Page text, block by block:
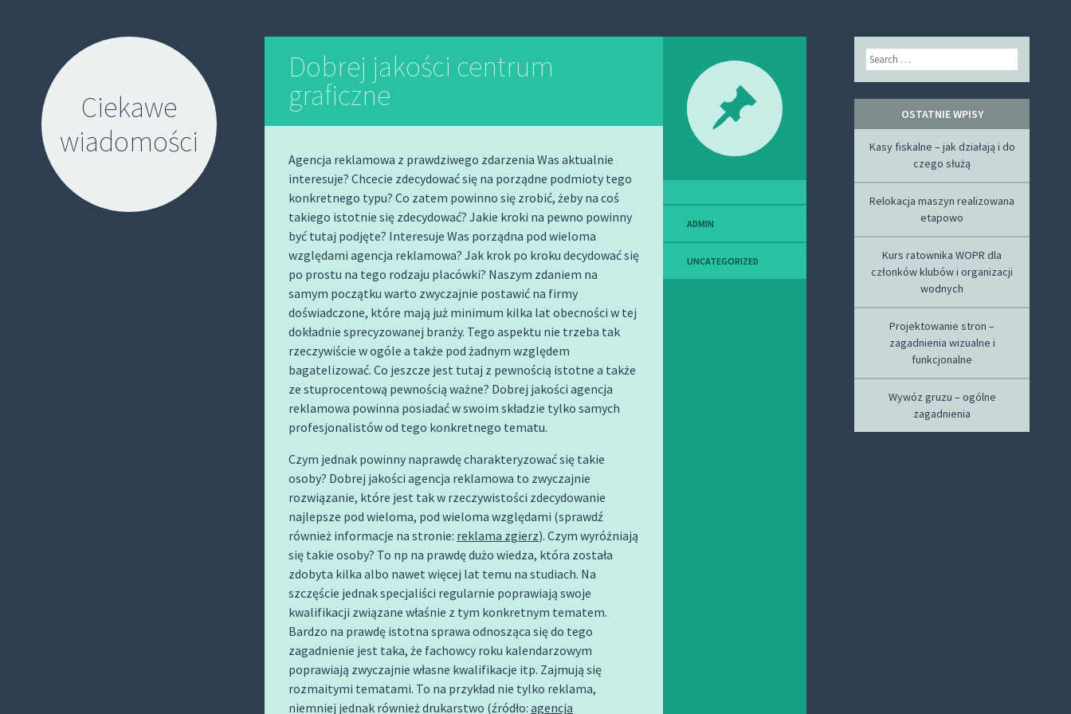
Ciekawe
wiadomości
Dobrej jakości centrum
graficzne
Agencja reklamowa z prawdziwego zdarzenia Was aktualnie
interesuje? Chcecie zdecydować się na porządne podmioty tego
konkretnego typu? Co zatem powinno się zrobić, żeby na coś
takiego istotnie się zdecydować? Jakie kroki na pewno powinny
być tutaj podjęte? Interesuje Was porządna pod wieloma
względami agencja reklamowa? Jak krok po kroku decydować się
po prostu na tego rodzaju placówki? Naszym zdaniem na
samym początku warto zwyczajnie postawić na firmy
doświadczone, które mają już minimum kilka lat obecności w tej
dokładnie sprecyzowanej branży. Tego aspektu nie trzeba tak
rzeczywiście w ogóle a także pod żadnym względem
bagatelizować. Co jeszcze jest tutaj z pewnością istotne a także
ze stuprocentową pewnością ważne? Dobrej jakości agencja
reklamowa powinna posiadać w swoim składzie tylko samych
profesjonalistów od tego konkretnego tematu.
Czym jednak powinny naprawdę charakteryzować się takie
osoby? Dobrej jakości agencja reklamowa to zwyczajnie
rozwiązanie, które jest tak w rzeczywistości zdecydowanie
najlepsze pod wieloma, pod wieloma względami (sprawdź
również informacje na stronie: reklama zgierz). Czym wyróżniają
się takie osoby? To np na prawdę dużo wiedza, która została
zdobyta kilka albo nawet więcej lat temu na studiach. Na
szczęście jednak specjaliści regularnie poprawiają swoje
kwalifikacji związane właśnie z tym konkretnym tematem.
Bardzo na prawdę istotna sprawa odnosząca się do tego
zagadnienie jest taka, że fachowcy roku kalendarzowym
poprawiają zwyczajnie własne kwalifikacje itp. Zajmują się
rozmaitymi tematami. To na przykład nie tylko reklama,
niemniej jednak również drukarstwo (źródło: agencja
ADMIN
UNCATEGORIZED
Search
OSTATNIE WPISY
Kasy fiskalne – jak działają i do
czego służą
Relokacja maszyn realizowana
etapowo
Kurs ratownika WOPR dla
członków klubów i organizacji
wodnych
Projektowanie stron –
zagadnienia wizualne i
funkcjonalne
Wywóz gruzu – ogólne
zagadnienia